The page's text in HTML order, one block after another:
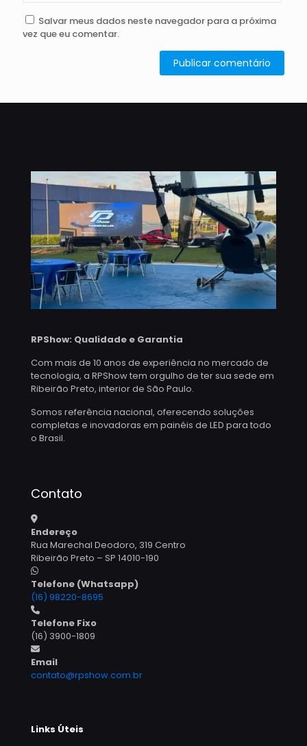
Salvar meus dados neste navegador para a próxima
vez que eu comentar.
RPShow: Qualidade e Garantia
Com mais de 10 anos de experiência no mercado de
tecnologia, a RPShow tem orgulho de ter sua sede em
Ribeirão Preto, interior de São Paulo.
Somos referência nacional, oferecendo soluções
completas e inovadoras em painéis de LED para todo
o Brasil.
Contato
Endereço
Rua Marechal Deodoro, 319 Centro
Ribeirão Preto – SP 14010-190
Telefone (Whatsapp)
(16) 98220-8695
Telefone Fixo
(16) 3900-1809
Email
contato@rpshow.com.br
Links Úteis